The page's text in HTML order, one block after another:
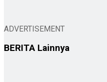
ADVERTISEMENT
BERITA Lainnya